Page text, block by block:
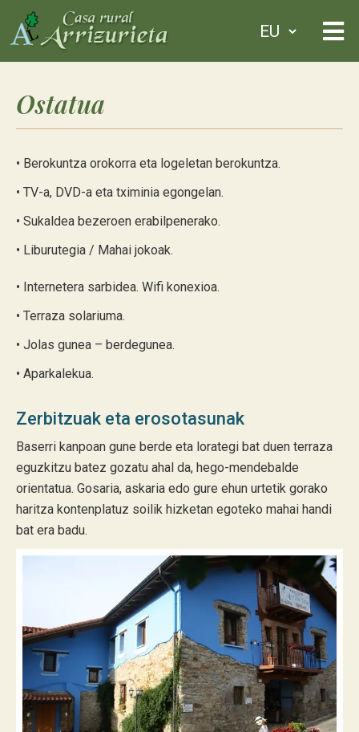
Ostatua
• Berokuntza orokorra eta logeletan berokuntza.
• TV-a, DVD-a eta tximinia egongelan.
• Sukaldea bezeroen erabilpenerako.
• Liburutegia / Mahai jokoak.
• Internetera sarbidea. Wifi konexioa.
• Terraza solariuma.
• Jolas gunea – berdegunea.
• Aparkalekua.
Zerbitzuak eta erosotasunak
Baserri kanpoan gune berde eta lorategi bat duen terraza
eguzkitzu batez gozatu ahal da, hego-mendebalde
orientatua. Gosaria, askaria edo gure ehun urtetik gorako
haritza kontenplatuz soilik hizketan egoteko mahai handi
bat era badu.